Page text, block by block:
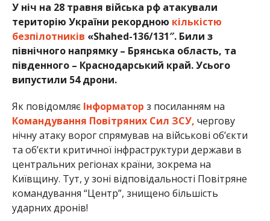
У ніч на 28 травня війська рф атакували
територію України рекордною кількістю
безпілотників «Shahed-136/131″. Били з
північного напрямку – Брянська область, та
південного – Краснодарський край. Усього
випустили 54 дрони.
Як повідомляєІнформатор з посиланням на
Командування Повітряних Сил ЗСУ, чергову
нічну атаку ворог спрямував на військові об’єкти
та об’єкти критичної інфраструктури держави в
центральних регіонах країни, зокрема на
Київщину. Тут, у зоні відповідальності Повітряне
командування “Центр”, знищено більшість
ударних дронів!